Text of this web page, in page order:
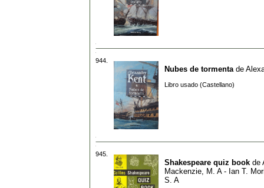
944.
Nubes de tormenta de
Libro usado (Castellano)
945.
Shakespeare quiz book de
Mackenzie, M. A - Ian T.
S. A